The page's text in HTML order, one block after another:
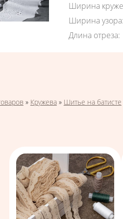
Ширина
Ширина узора:
Длина отреза:
» Кружева» Шитье на батисте